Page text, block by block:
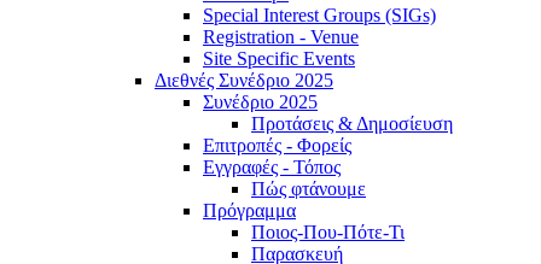
Special Interest Groups (SIGs)
Registration - Venue
Site Specific Events
Διεθνές Συνέδριο 2025
Συνέδριο 2025
Προτάσεις & Δημοσίευση
Επιτροπές - Φορείς
Εγγραφές - Τόπος
Πώς φτάνουμε
Πρόγραμμα
Ποιος-Που-Πότε-Τι
Παρασκευή